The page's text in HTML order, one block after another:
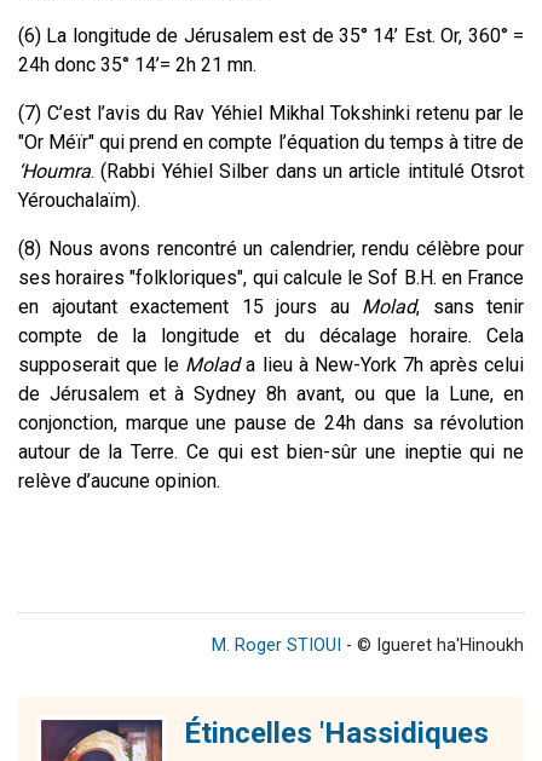
(6) La longitude de Jérusalem est de 35° 14’ Est. Or, 360° =
24h donc 35° 14’= 2h 21 mn.
(7) C’est l’avis du Rav Yéhiel Mikhal Tokshinki retenu par le
"Or Méïr" qui prend en compte l’équation du temps à titre de
‘Houmra. (Rabbi Yéhiel Silber dans un article intitulé Otsrot
Yérouchalaïm).
(8) Nous avons rencontré un calendrier, rendu célèbre pour
ses horaires "folkloriques", qui calcule le Sof B.H. en France
en ajoutant exactement 15 jours au Molad, sans tenir
compte de la longitude et du décalage horaire. Cela
supposerait que le Molada lieu à New-York 7h après celui
de Jérusalem et à Sydney 8h avant, ou que la Lune, en
conjonction, marque une pause de 24h dans sa révolution
autour de la Terre. Ce qui est bien-sûr une ineptie qui ne
relève d’aucune opinion.
M. Roger STIOUI - © Igueret ha'Hinoukh
Étincelles 'Hassidiques